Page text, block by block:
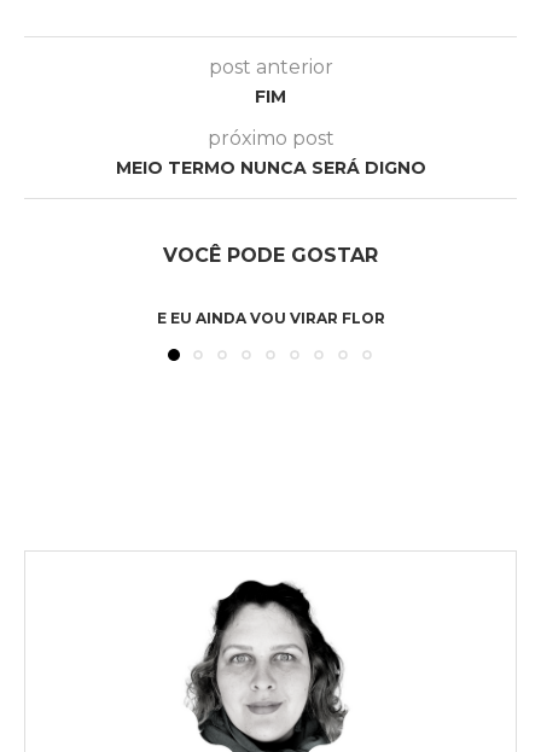
post anterior
FIM
próximo post
MEIO TERMO NUNCA SERÁ DIGNO
VOCÊ PODE GOSTAR
E EU AINDA VOU VIRAR FLOR